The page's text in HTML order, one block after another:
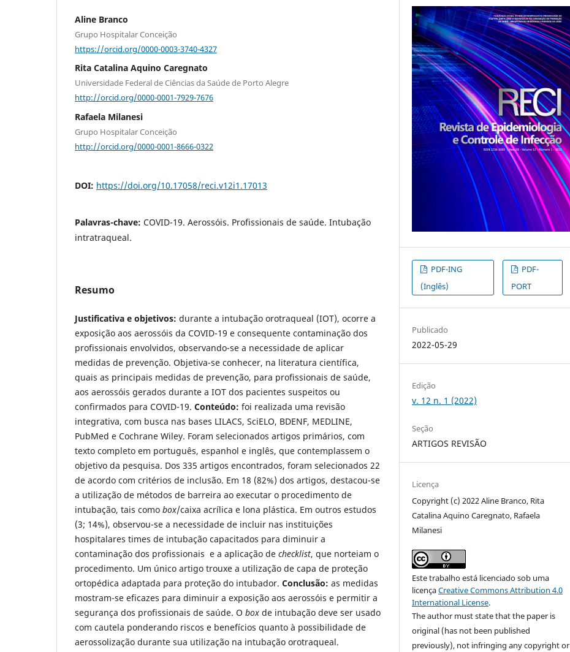
Aline Branco
Grupo Hospitalar Conceição
https://orcid.org/0000-0003-3740-4327
Rita Catalina Aquino Caregnato
Universidade Federal de Ciências da Saúde de Porto Alegre
http://orcid.org/0000-0001-7929-7676
Rafaela Milanesi
Grupo Hospitalar Conceição
http://orcid.org/0000-0001-8666-0322
DOI: https://doi.org/10.17058/reci.v12i1.17013
Palavras-chave: COVID-19. Aerossóis. Profissionais de saúde. Intubação
intratraqueal.
Resumo
Justificativa e objetivos: durante a intubação orotraqueal (IOT), ocorre a
exposição aos aerossóis da COVID-19 e consequente contaminação dos
profissionais envolvidos, observando-se a necessidade de aplicar
medidas de prevenção. Objetiva-se conhecer, na literatura científica,
quais as principais medidas de prevenção, para profissionais de saúde,
aos aerossóis gerados durante a IOT dos pacientes suspeitos ou
confirmados para COVID-19. Conteúdo: foi realizada uma revisão
integrativa, com busca nas bases LILACS, SciELO, BDENF, MEDLINE,
PubMed e Cochrane Wiley. Foram selecionados artigos primários, com
texto completo em português, espanhol e inglês, que contemplassem o
objetivo da pesquisa. Dos 335 artigos encontrados, foram selecionados 22
de acordo com critérios de inclusão. Em 18 (82%) dos artigos, destacou-se
a utilização de métodos de barreira ao executar o procedimento de
intubação, tais como box/caixa acrílica e lona plástica. Em outros estudos
(3; 14%), observou-se a necessidade de incluir nas instituições
hospitalares times de intubação capacitados para diminuir a
contaminação dos profissionais e a aplicação de checklist, que norteiam o
procedimento. Um único artigo trouxe a utilização de capa de proteção
ortopédica adaptada para proteção do intubador. Conclusão: as medidas
mostram-se eficazes para diminuir a exposição aos aerossóis e permitir a
segurança dos profissionais de saúde. O box de intubação deve ser usado
com cautela ponderando riscos e benefícios quanto à possibilidade de
aerossolização durante sua utilização na intubação orotraqueal.
PDF-ING
(Inglês)
PDF-
PORT
Publicado
2022-05-29
Edição
v. 12 n. 1 (2022)
Seção
ARTIGOS REVISÃO
Licença
Copyright (c) 2022 Aline Branco, Rita
Catalina Aquino Caregnato, Rafaela
Milanesi
Este trabalho está licenciado sob uma
licençaCreative Commons Attribution 4.0
International License.
The author must state that the paper is
original (has not been published
previously), not infringing any copyright or